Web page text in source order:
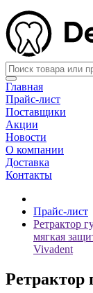
Главная
Прайс-лист
Поставщики
Акции
Новости
О компании
Доставка
Контакты
Прайс-лист
Ретрактор
мягкая
Vivadent
Ретрактор